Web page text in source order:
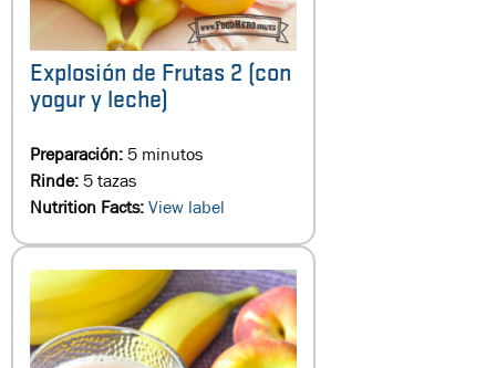
Explosión de Frutas 2 (con
yogur y leche)
Preparación:5 minutos
Rinde:5 tazas
Nutrition Facts:View label